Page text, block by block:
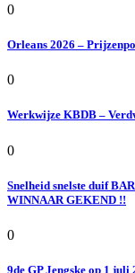
0
Orleans 2026 –
0
Werkwijze KBDB –
0
Snelheid snelste duif
WINNAAR GEKEND !!
0
9de GP Jengske op 1